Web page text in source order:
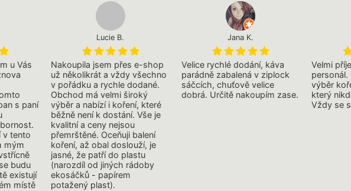
u Vás
s paní
v tento
mým
budu
existují
místě
Lucie B.
Nakoupila jsem přes e-shop
už několikrát a vždy všechno
v pořádku a rychle dodané.
Obchod má velmi široký
výběr a nabízí i koření, které
běžně není k dostání. Vše je
kvalitní a ceny nejsou
přemrštěné. Oceňuji balení
koření, až obal doslouží, je
jasné, že patří do plastu
(narozdíl od jiných rádoby
ekosáčků - papírem
potažený plast).
Jana K.
Velice rychlé dodání, káva
parádně zabalená v ziplock
sáčcích, chuťově velice
dobrá. Určitě nakoupím zase.
Velmi
personál.
výběr
který
Vždy se